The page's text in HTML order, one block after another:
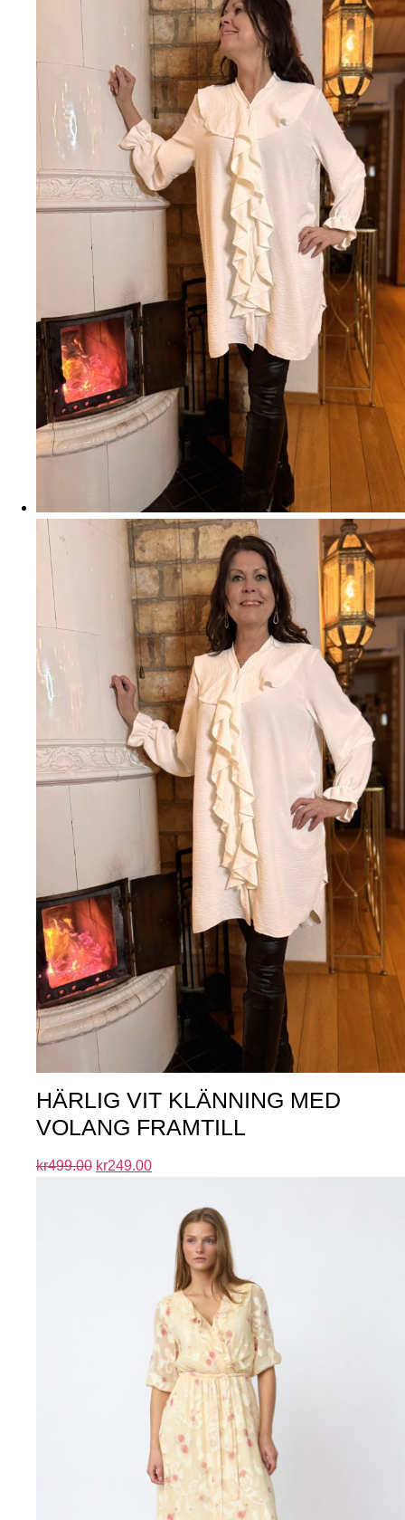
HÄRLIG VIT KLÄNNING MED
VOLANG FRAMTILL
kr499.00 kr249.00